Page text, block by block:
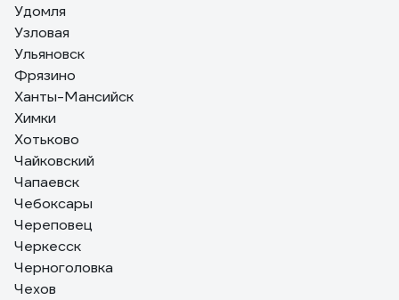
Удомля
Узловая
Ульяновск
Фрязино
Ханты-Мансийск
Химки
Хотьково
Чайковский
Чапаевск
Чебоксары
Череповец
Черкесск
Черноголовка
Чехов